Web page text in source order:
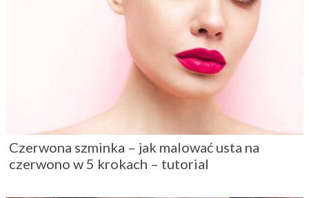
Czerwona szminka – jak malować usta na
czerwono w 5 krokach – tutorial